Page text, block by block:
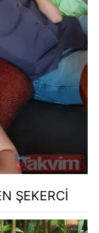
ŞEKERCİ